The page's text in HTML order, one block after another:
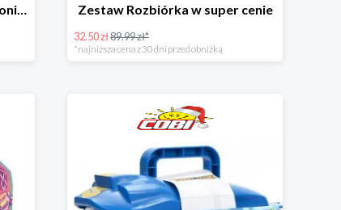
Squeakee - Interaktywny Balonikowy Piesek Zestaw Rozbiórka w super cenie
32.50 zł89.99 zł*
*najniższa cena z 30 dni przed obniżką